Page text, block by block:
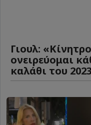
Γιουλ:
ονειρεύομαι
καλάθι του